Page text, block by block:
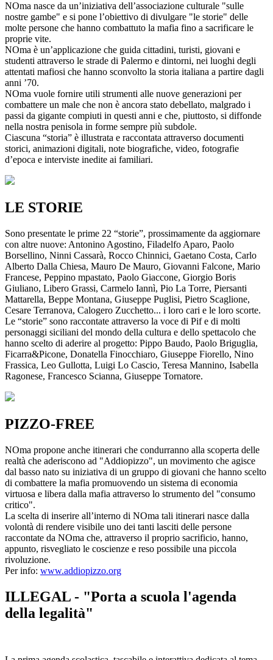
NOma nasce da un’iniziativa dell’associazione culturale "sulle
nostre gambe" e si pone l’obiettivo di divulgare "le storie" delle
molte persone che hanno combattuto la mafia fino a sacrificare le
proprie vite.
NOma è un’applicazione che guida cittadini, turisti, giovani e
studenti attraverso le strade di Palermo e dintorni, nei luoghi degli
attentati mafiosi che hanno sconvolto la storia italiana a partire dagli
anni ’70.
NOma vuole fornire utili strumenti alle nuove generazioni per
combattere un male che non è ancora stato debellato, malgrado i
passi da gigante compiuti in questi anni e che, piuttosto, si diffonde
nella nostra penisola in forme sempre più subdole.
Ciascuna “storia” è illustrata e raccontata attraverso documenti
storici, animazioni digitali, note biografiche, video, fotografie
d’epoca e interviste inedite ai familiari.
LE STORIE
Sono presentate le prime 22 “storie”, prossimamente da aggiornare
con altre nuove: Antonino Agostino, Filadelfo Aparo, Paolo
Borsellino, Ninni Cassarà, Rocco Chinnici, Gaetano Costa, Carlo
Alberto Dalla Chiesa, Mauro De Mauro, Giovanni Falcone, Mario
Francese, Peppino mpastato, Paolo Giaccone, Giorgio Boris
Giuliano, Libero Grassi, Carmelo Iannì, Pio La Torre, Piersanti
Mattarella, Beppe Montana, Giuseppe Puglisi, Pietro Scaglione,
Cesare Terranova, Calogero Zucchetto... i loro cari e le loro scorte.
Le “storie” sono raccontate attraverso la voce di Pif e di molti
personaggi siciliani del mondo della cultura e dello spettacolo che
hanno scelto di aderire al progetto: Pippo Baudo, Paolo Briguglia,
Ficarra&Picone, Donatella Finocchiaro, Giuseppe Fiorello, Nino
Frassica, Leo Gullotta, Luigi Lo Cascio, Teresa Mannino, Isabella
Ragonese, Francesco Scianna, Giuseppe Tornatore.
PIZZO-FREE
NOma propone anche itinerari che condurranno alla scoperta delle
realtà che aderiscono ad "Addiopizzo", un movimento che agisce
dal basso nato su iniziativa di un gruppo di giovani che hanno scelto
di combattere la mafia promuovendo un sistema di economia
virtuosa e libera dalla mafia attraverso lo strumento del "consumo
critico".
La scelta di inserire all’interno di NOma tali itinerari nasce dalla
volontà di rendere visibile uno dei tanti lasciti delle persone
raccontate da NOma che, attraverso il proprio sacrificio, hanno,
appunto, risvegliato le coscienze e reso possibile una piccola
rivoluzione.
Per info: www.addiopizzo.org
ILLEGAL - "Porta a scuola l'agenda
della legalità"